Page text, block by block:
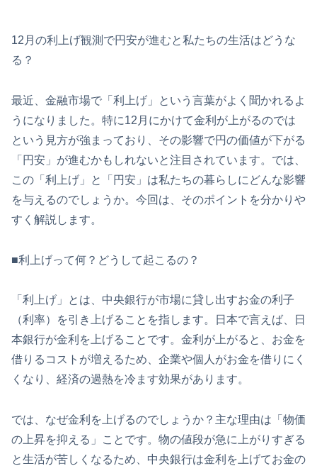
12月の利上げ観測で円安が進むと私たちの生活はどうな
る？
最近、金融市場で「利上げ」という言葉がよく聞かれるよ
うになりました。特に12月にかけて金利が上がるのでは
という見方が強まっており、その影響で円の価値が下がる
「円安」が進むかもしれないと注目されています。では、
この「利上げ」と「円安」は私たちの暮らしにどんな影響
を与えるのでしょうか。今回は、そのポイントを分かりや
すく解説します。
■利上げって何？どうして起こるの？
「利上げ」とは、中央銀行が市場に貸し出すお金の利子
（利率）を引き上げることを指します。日本で言えば、日
本銀行が金利を上げることです。金利が上がると、お金を
借りるコストが増えるため、企業や個人がお金を借りにく
くなり、経済の過熱を冷ます効果があります。
では、なぜ金利を上げるのでしょうか？主な理由は「物価
の上昇を抑える」ことです。物の値段が急に上がりすぎる
と生活が苦しくなるため、中央銀行は金利を上げてお金の